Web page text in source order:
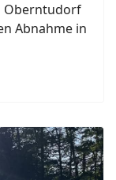
Oberntudorf
Abnahme in